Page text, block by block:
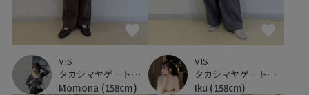
VIS
タカシマヤゲートタワーモール
Momona (158cm)
VIS
タカシマヤゲートタワーモール
Iku (158cm)